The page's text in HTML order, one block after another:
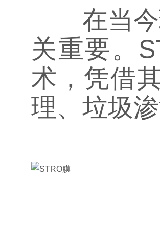
在当今
关重要。
术，凭借
理、垃圾